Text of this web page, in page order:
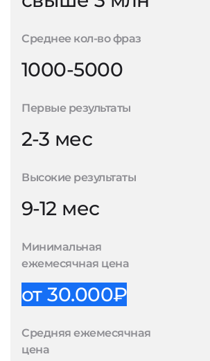
Среднее кол-во фраз
1000-5000
Первые результаты
2-3 мес
Высокие результаты
9-12 мес
Минимальная
ежемесячная цена
от 30.000₽
Средняя ежемесячная
цена